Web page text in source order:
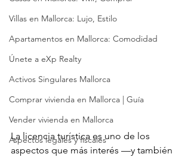
Villas en Mallorca: Lujo, Estilo
Apartamentos en Mallorca: Comodidad
Únete a eXp Realty
Activos Singulares Mallorca
Comprar vivienda en Mallorca | Guía
Vender vivienda en Mallorca
Aspectos legales y fiscales
La licencia turística es uno de los
aspectos que más interés —y también